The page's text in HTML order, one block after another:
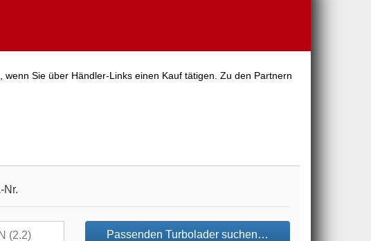
Sie über Händler-Links einen Kauf tätigen. Zu den Partnern
Nr.
Passenden Turbolader suchen…